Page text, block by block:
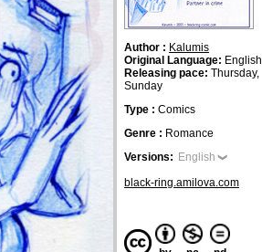
Author : Kalumis
Original Language: English
Releasing pace: Thursday,
Sunday
Type : Comics
Genre : Romance
Versions: English
black-ring.amilova.com